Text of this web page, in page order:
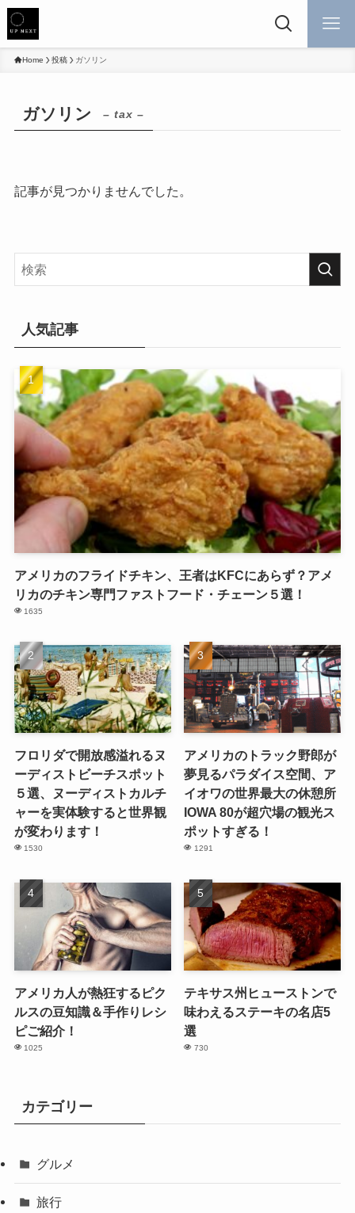
Home 投稿 ガソリン
ガソリン – tax –
記事が見つかりませんでした。
人気記事
アメリカのフライドチキン、王者はKFCにあらず？アメ
リカのチキン専門ファストフード・チェーン５選！
1635
フロリダで開放感溢れるヌ
ーディストビーチスポット
５選、ヌーディストカルチ
ャーを実体験すると世界観
が変わります！
1530
アメリカのトラック野郎が
夢見るパラダイス空間、ア
イオワの世界最大の休憩所
IOWA 80が超穴場の観光ス
ポットすぎる！
1291
アメリカ人が熱狂するピク
ルスの豆知識＆手作りレシ
ピご紹介！
1025
テキサス州ヒューストンで
味わえるステーキの名店5
選
730
カテゴリー
グルメ
旅行